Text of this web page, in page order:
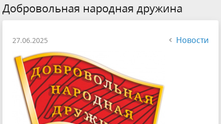
Добровольная народная дружина
27.06.2025 Новости